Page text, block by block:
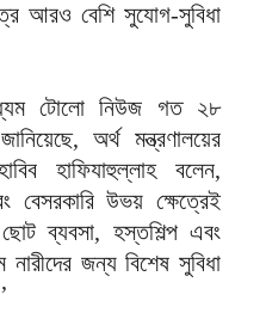
আরও বেশি সুযোগ-সুবিধা
টোলো নিউজ গত ২৮
অর্থ মন্ত্রণালয়ের
হাফিযাহুল্লাহ বলেন,
বেসরকারি উভয় ক্ষেত্রেই
ব্যবসা, হস্তশিল্প এবং
জন্য বিশেষ সুবিধা